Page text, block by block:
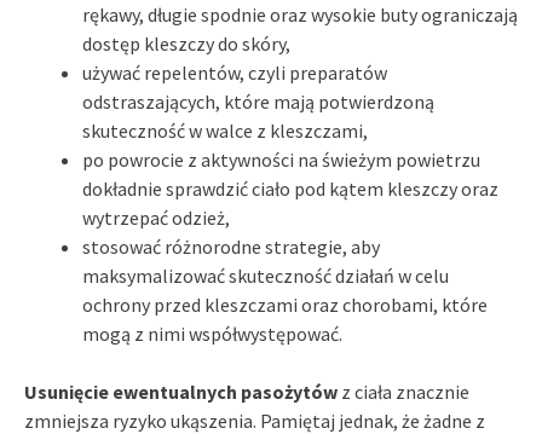
rękawy, długie spodnie oraz wysokie buty ograniczają
dostęp kleszczy do skóry,
używać repelentów, czyli preparatów
odstraszających, które mają potwierdzoną
skuteczność w walce z kleszczami,
po powrocie z aktywności na świeżym powietrzu
dokładnie sprawdzić ciało pod kątem kleszczy oraz
wytrzepać odzież,
stosować różnorodne strategie, aby
maksymalizować skuteczność działań w celu
ochrony przed kleszczami oraz chorobami, które
mogą z nimi współwystępować.
Usunięcie ewentualnych pasożytów z ciała znacznie
zmniejsza ryzyko ukąszenia. Pamiętaj jednak, że żadne z